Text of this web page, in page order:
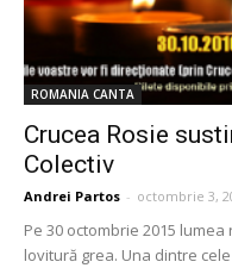
ROMANIA CANTA
Crucea Rosie
Colectiv
Andrei Partos - octombrie 3,
Pe 30 octombrie 2015
lovitură grea. Una dintre